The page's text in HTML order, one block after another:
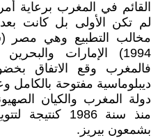
لم تكن الأولى بل كانت
فالمغرب وقع الاتفاق
ديبلوماسية مفتوحة
دولة المغرب والكيان
منذ سنة 1986
بشمعون بيريز.